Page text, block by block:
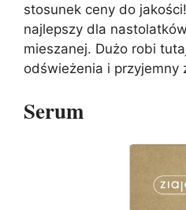
stosunek ceny do
najlepszy dla
mieszanej. Dużo robi
odświeżenia i przyjemny
Serum